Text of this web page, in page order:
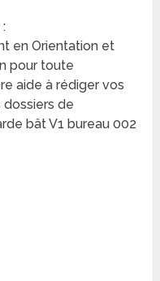
en Orientation et
pour toute
aide à rédiger vos
de
bât V1 bureau 002